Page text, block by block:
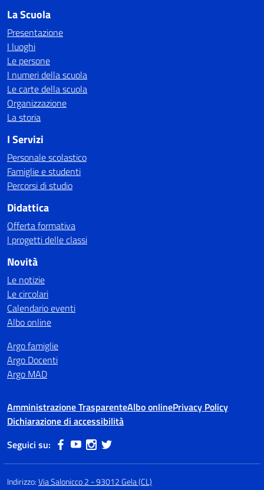
La Scuola
Presentazione
I luoghi
Le persone
I numeri della scuola
Le carte della scuola
Organizzazione
La storia
I Servizi
Personale scolastico
Famiglie e studenti
Percorsi di studio
Didattica
Offerta formativa
I progetti delle classi
Novità
Le notizie
Le circolari
Calendario eventi
Albo online
Argo famiglie
Argo Docenti
Argo MAD
Amministrazione TrasparenteAlbo onlinePrivacy Policy
Dichiarazione di accessibilità
Seguici su:
Indirizzo:Via Salonicco 2 - 93012 Gela (CL)